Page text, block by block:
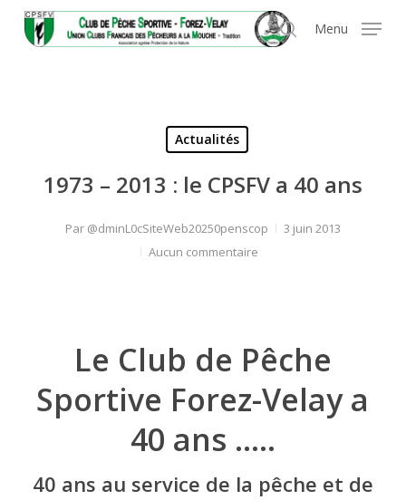
Panneau de gestion des cookies
search
Menu
Actualités
1973 – 2013 : le CPSFV a 40 ans
Par @dminL0cSiteWeb20250penscop
3 juin 2013
Aucun commentaire
Le Club de Pêche
Sportive Forez-Velay a
40 ans …..
40 ans au service de la pêche et de